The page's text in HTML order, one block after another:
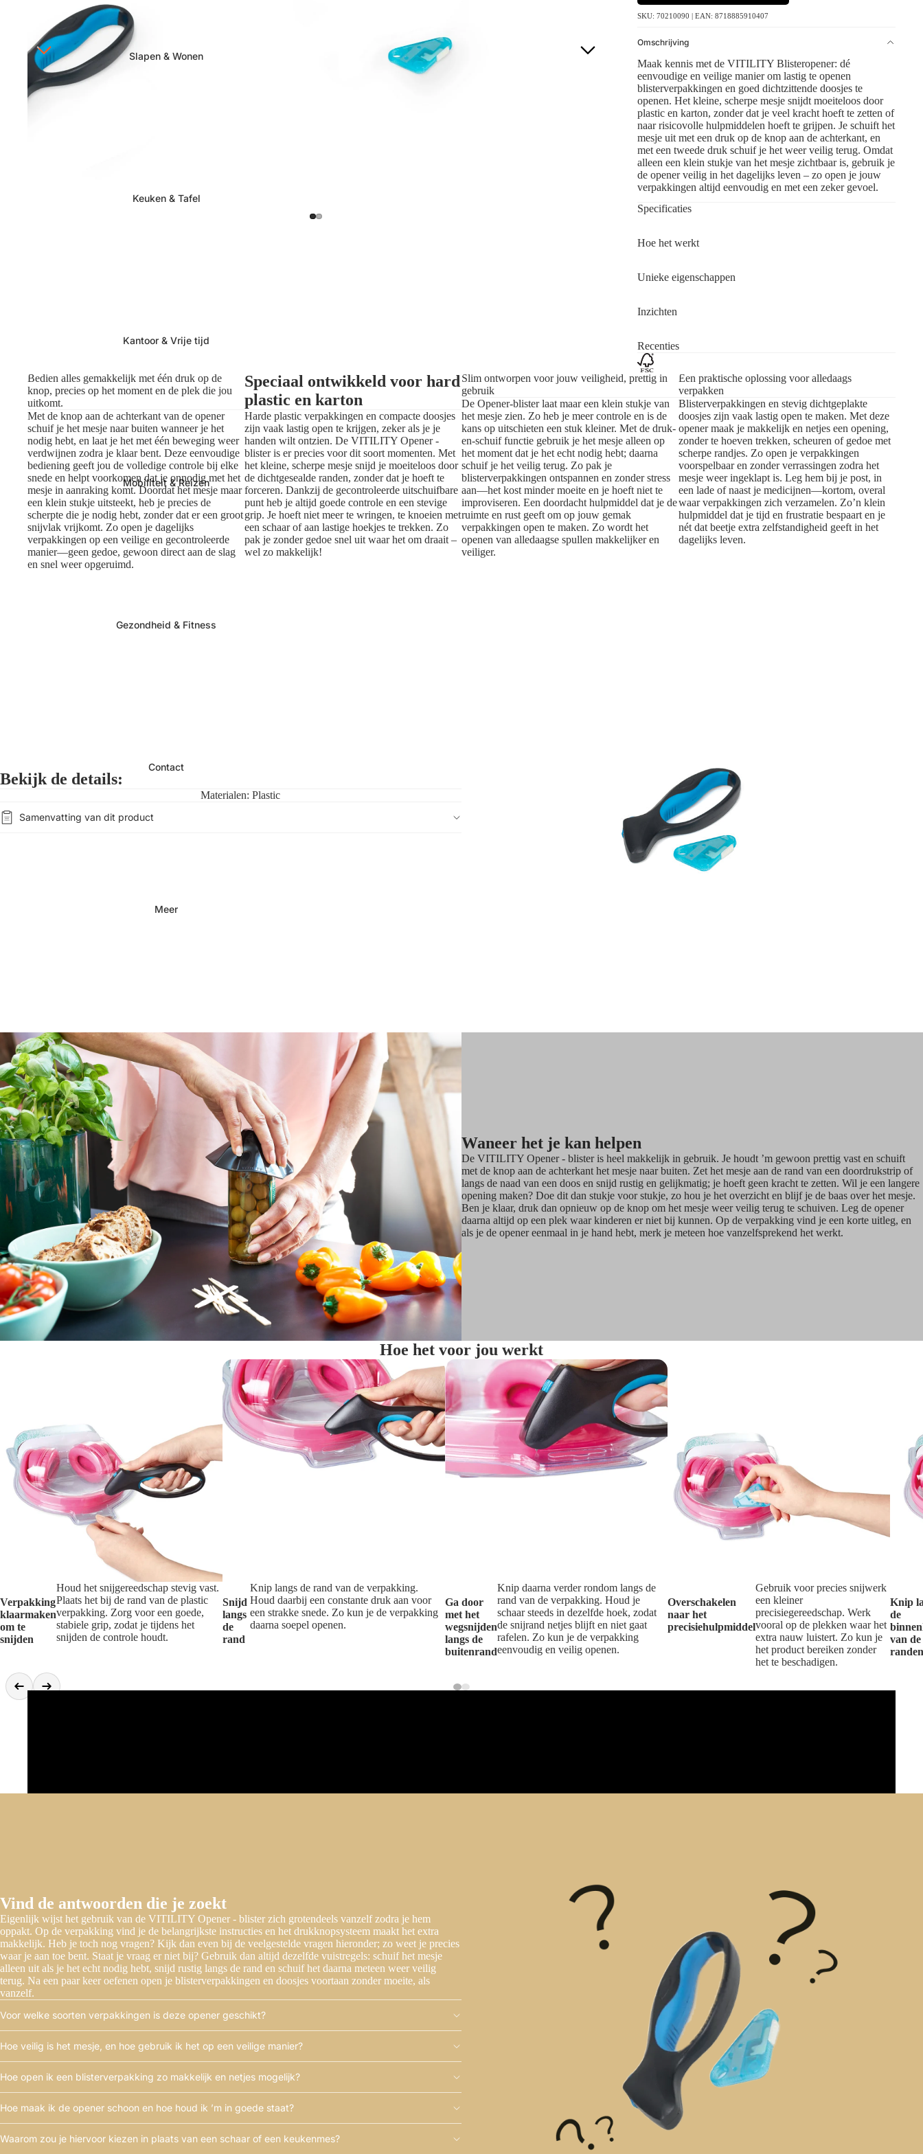
Slapen & Wonen
Keuken & Tafel
Kantoor & Vrije tijd
Mobiliteit & Reizen
Gezondheid & Fitness
Contact
Meer
SKU: 70210090 | EAN: 8718885910407
Omschrijving
Maak kennis met de VITILITY Blisteropener: dé
eenvoudige en veilige manier om lastig te openen
blisterverpakkingen en goed dichtzittende doosjes te
openen. Het kleine, scherpe mesje snijdt moeiteloos door
plastic en karton, zonder dat je veel kracht hoeft te zetten of
naar risicovolle hulpmiddelen hoeft te grijpen. Je schuift het
mesje uit met een druk op de knop aan de achterkant, en
met een tweede druk schuif je het weer veilig terug. Omdat
alleen een klein stukje van het mesje zichtbaar is, gebruik je
de opener veilig in het dagelijks leven – zo open je jouw
verpakkingen altijd eenvoudig en met een zeker gevoel.
Specificaties
Hoe het werkt
Unieke eigenschappen
Inzichten
Recenties
Bedien alles gemakkelijk met één druk op de
knop, precies op het moment en de plek die jou
uitkomt.
Met de knop aan de achterkant van de opener
schuif je het mesje naar buiten wanneer je het
nodig hebt, en laat je het met één beweging weer
verdwijnen zodra je klaar bent. Deze eenvoudige
bediening geeft jou de volledige controle bij elke
snede en helpt voorkomen dat je onnodig met het
mesje in aanraking komt. Doordat het mesje maar
een klein stukje uitsteekt, heb je precies de
scherpte die je nodig hebt, zonder dat er een groot
snijvlak vrijkomt. Zo open je dagelijks
verpakkingen op een veilige en gecontroleerde
manier—geen gedoe, gewoon direct aan de slag
en snel weer opgeruimd.
Speciaal ontwikkeld voor hard
plastic en karton
Harde plastic verpakkingen en compacte doosjes
zijn vaak lastig open te krijgen, zeker als je je
handen wilt ontzien. De VITILITY Opener -
blister is er precies voor dit soort momenten. Met
het kleine, scherpe mesje snijd je moeiteloos door
de dichtgesealde randen, zonder dat je hoeft te
forceren. Dankzij de gecontroleerde uitschuifbare
punt heb je altijd goede controle en een stevige
grip. Je hoeft niet meer te wringen, te knoeien met
een schaar of aan lastige hoekjes te trekken. Zo
pak je zonder gedoe snel uit waar het om draait –
wel zo makkelijk!
Slim ontworpen voor jouw veiligheid, prettig in
gebruik
De Opener-blister laat maar een klein stukje van
het mesje zien. Zo heb je meer controle en is de
kans op uitschieten een stuk kleiner. Met de druk-
en-schuif functie gebruik je het mesje alleen op
het moment dat je het echt nodig hebt; daarna
schuif je het veilig terug. Zo pak je
blisterverpakkingen ontspannen en zonder stress
aan—het kost minder moeite en je hoeft niet te
improviseren. Een doordacht hulpmiddel dat je de
ruimte en rust geeft om op jouw gemak
verpakkingen open te maken. Zo wordt het
openen van alledaagse spullen makkelijker en
veiliger.
Een praktische oplossing voor alledaags
verpakken
Blisterverpakkingen en stevig dichtgeplakte
doosjes zijn vaak lastig open te maken. Met deze
opener maak je makkelijk en netjes een opening,
zonder te hoeven trekken, scheuren of gedoe met
scherpe randjes. Zo open je verpakkingen
voorspelbaar en zonder verrassingen zodra het
mesje weer ingeklapt is. Leg hem bij je post, in
een lade of naast je medicijnen—kortom, overal
waar verpakkingen zich verzamelen. Zo’n klein
hulpmiddel dat je tijd en frustratie bespaart en je
nét dat beetje extra zelfstandigheid geeft in het
dagelijks leven.
Bekijk de details:
Materialen: Plastic
Samenvatting van dit product
Waneer het je kan helpen
De VITILITY Opener - blister is heel makkelijk in gebruik. Je houdt ’m gewoon prettig vast en schuift
met de knop aan de achterkant het mesje naar buiten. Zet het mesje aan de rand van een doordrukstrip of
langs de naad van een doos en snijd rustig en gelijkmatig; je hoeft geen kracht te zetten. Wil je een langere
opening maken? Doe dit dan stukje voor stukje, zo hou je het overzicht en blijf je de baas over het mesje.
Ben je klaar, druk dan opnieuw op de knop om het mesje weer veilig terug te schuiven. Leg de opener
daarna altijd op een plek waar kinderen er niet bij kunnen. Op de verpakking vind je een korte uitleg, en
als je de opener eenmaal in je hand hebt, merk je meteen hoe vanzelfsprekend het werkt.
Hoe het voor jou werkt
Verpakking
klaarmaken
om te
snijden
Houd het snijgereedschap stevig vast.
Plaats het bij de rand van de plastic
verpakking. Zorg voor een goede,
stabiele grip, zodat je tijdens het
snijden de controle houdt.
Snijd
langs
de
rand
Knip langs de rand van de verpakking.
Houd daarbij een constante druk aan voor
een strakke snede. Zo kun je de verpakking
daarna soepel openen.
Ga door
met het
wegsnijden
langs de
buitenrand
Knip daarna verder rondom langs de
rand van de verpakking. Houd je
schaar steeds in dezelfde hoek, zodat
de snijrand netjes blijft en niet gaat
rafelen. Zo kun je de verpakking
eenvoudig en veilig openen.
Overschakelen
naar het
precisiehulpmiddel
Gebruik voor precies snijwerk
een kleiner
precisiegereedschap. Werk
vooral op de plekken waar het
extra nauw luistert. Zo kun je
het product bereiken zonder
het te beschadigen.
Knip
de
van de
randen
Vind de antwoorden die je zoekt
Eigenlijk wijst het gebruik van de VITILITY Opener - blister zich grotendeels vanzelf zodra je hem
oppakt. Op de verpakking vind je de belangrijkste instructies en het drukknopsysteem maakt het extra
makkelijk. Heb je toch nog vragen? Kijk dan even bij de veelgestelde vragen hieronder; zo weet je precies
waar je aan toe bent. Staat je vraag er niet bij? Gebruik dan altijd dezelfde vuistregels: schuif het mesje
alleen uit als je het echt nodig hebt, snijd rustig langs de rand en schuif het daarna meteen weer veilig
terug. Na een paar keer oefenen open je blisterverpakkingen en doosjes voortaan zonder moeite, als
vanzelf.
Voor welke soorten verpakkingen is deze opener geschikt?
Hoe veilig is het mesje, en hoe gebruik ik het op een veilige manier?
Hoe open ik een blisterverpakking zo makkelijk en netjes mogelijk?
Hoe maak ik de opener schoon en hoe houd ik ’m in goede staat?
Waarom zou je hiervoor kiezen in plaats van een schaar of een keukenmes?